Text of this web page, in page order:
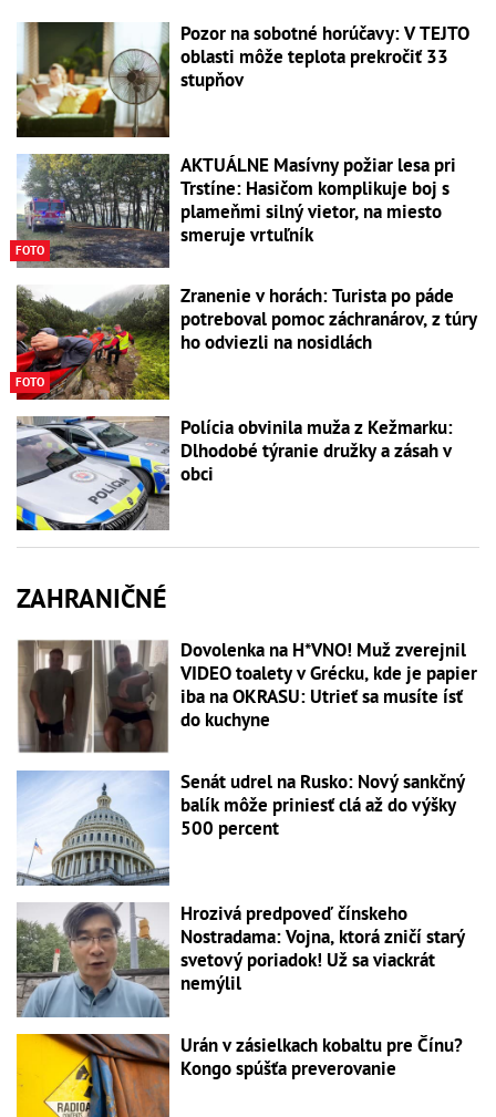
Pozor na sobotné horúčavy: V TEJTO
oblasti môže teplota prekročiť 33
stupňov
FOTO
AKTUÁLNE Masívny požiar lesa pri
Trstíne: Hasičom komplikuje boj s
plameňmi silný vietor, na miesto
smeruje vrtuľník
FOTO
Zranenie v horách: Turista po páde
potreboval pomoc záchranárov, z túry
ho odviezli na nosidlách
Polícia obvinila muža z Kežmarku:
Dlhodobé týranie družky a zásah v
obci
ZAHRANIČNÉ
Dovolenka na H*VNO! Muž zverejnil
VIDEO toalety v Grécku, kde je papier
iba na OKRASU: Utrieť sa musíte ísť
do kuchyne
Senát udrel na Rusko: Nový sankčný
balík môže priniesť clá až do výšky
500 percent
Hrozivá predpoveď čínskeho
Nostradama: Vojna, ktorá zničí starý
svetový poriadok! Už sa viackrát
nemýlil
Urán v zásielkach kobaltu pre Čínu?
Kongo spúšťa preverovanie